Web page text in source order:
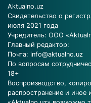
Aktualno.uz
Свидетельство о
июля 2021 года
Учредитель: ООО
Главный редактор:
Почта: info@aktualno.uz
По вопросам
18+
Воспроизводство,
распространение и иное